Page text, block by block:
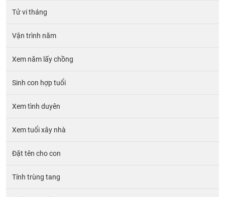
Tử vi tháng
Vận trình năm
Xem năm lấy chồng
Sinh con hợp tuổi
Xem tình duyên
Xem tuổi xây nhà
Đặt tên cho con
Tính trùng tang